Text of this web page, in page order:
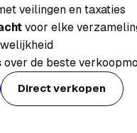
veilingen en taxaties
voor elke
over de beste
Direct verkopen